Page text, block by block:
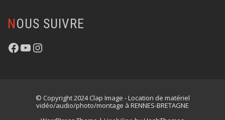
NOUS SUIVRE
https://www.facebook.com/profile.php?id=100087627971632
YouTube
Instagram
© Copyright 2024 Clap Image - Location de matériel
vidéo/audio/photo/montage à RENNES-BRETAGNE